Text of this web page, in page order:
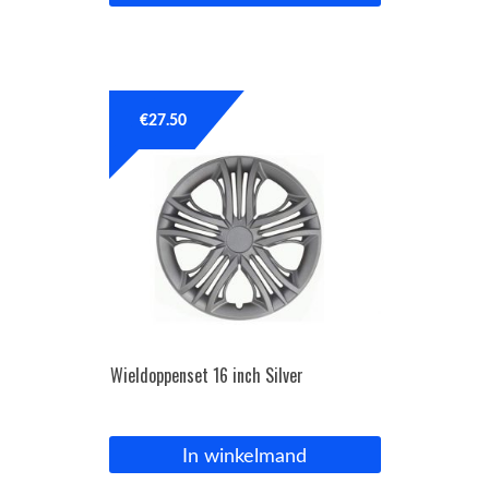
Wieldoppenset 16 inch Silver
€27.50
In winkelmand